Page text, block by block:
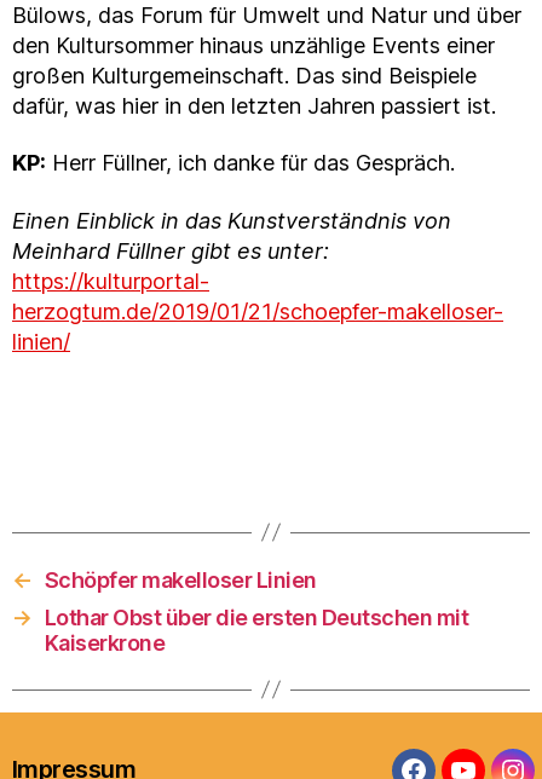
Bülows, das Forum für Umwelt und Natur und über
den Kultursommer hinaus unzählige Events einer
großen Kulturgemeinschaft. Das sind Beispiele
dafür, was hier in den letzten Jahren passiert ist.
KP: Herr Füllner, ich danke für das Gespräch.
Einen Einblick in das Kunstverständnis von
Meinhard Füllner gibt es unter:
https://kulturportal-
herzogtum.de/2019/01/21/schoepfer-makelloser-
linien/
← Schöpfer makelloser Linien
→
Lothar Obst über die ersten Deutschen mit
Kaiserkrone
Impressum